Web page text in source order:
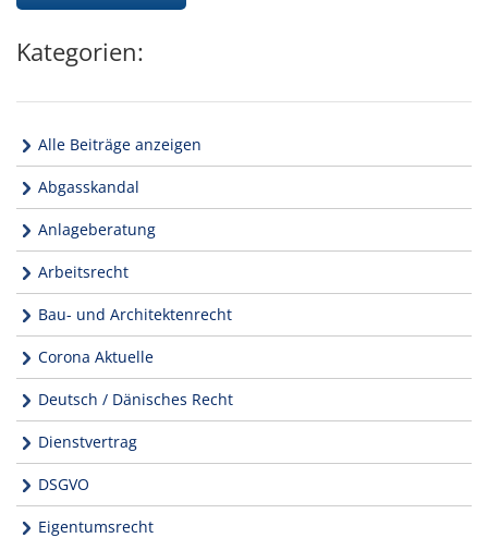
Kategorien:
Alle Beiträge anzeigen
Abgasskandal
Anlageberatung
Arbeitsrecht
Bau- und Architektenrecht
Corona Aktuelle
Deutsch / Dänisches Recht
Dienstvertrag
DSGVO
Eigentumsrecht